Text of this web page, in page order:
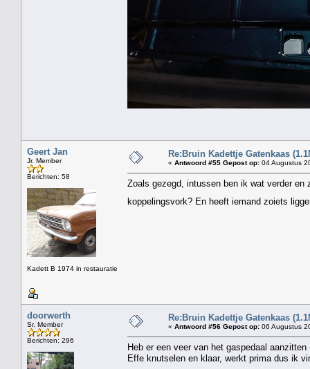
Geert Jan
Jr. Member
Berichten: 58
Kadett B 1974 in restauratie
Re:Bruin Kadettje Gatenkaas
« Antwoord #55 Gepost op: 04 Augustus
Zoals gezegd, intussen ben ik wat verder
koppelingsvork? En heeft iemand zoiets
doorwerth
Sr. Member
Berichten: 296
Re:Bruin Kadettje Gatenkaas
« Antwoord #56 Gepost op: 06 Augustus
Heb er een veer van het gaspedaal
Effe knutselen en klaar, werkt prima dus ik